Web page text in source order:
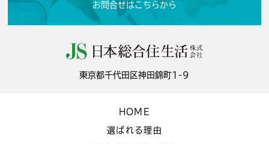
お問合せはこちらから
東京都千代田区神田錦町1-9
HOME
選ばれる理由